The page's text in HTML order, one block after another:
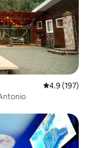
Calificación
4.9 (197)